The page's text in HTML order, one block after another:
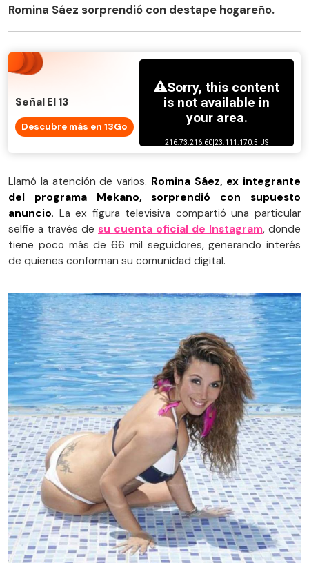
Romina Sáez sorprendió con destape hogareño.
Señal El 13
Descubre más en 13Go
Llamó la atención de varios. Romina Sáez, ex integrante
del programa Mekano, sorprendió con supuesto
anuncio. La ex figura televisiva compartió una particular
selfie a través de su cuenta oficial de Instagram, donde
tiene poco más de 66 mil seguidores, generando interés
de quienes conforman su comunidad digital.